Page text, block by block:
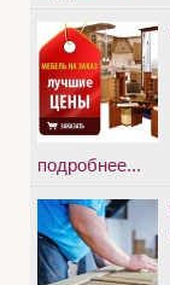
подробнее...